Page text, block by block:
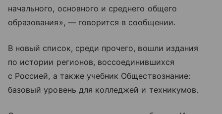
начального, основного и среднего общего
образования», — говорится в сообщении.
В новый список, среди прочего, вошли издания
по истории регионов, воссоединившихся
с Россией, а также учебник Обществознание:
базовый уровень для колледжей и техникумов.